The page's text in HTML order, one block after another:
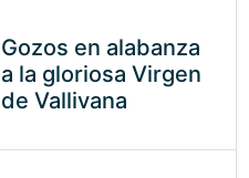
Gozos en alabanza
a la gloriosa Virgen
de Vallivana